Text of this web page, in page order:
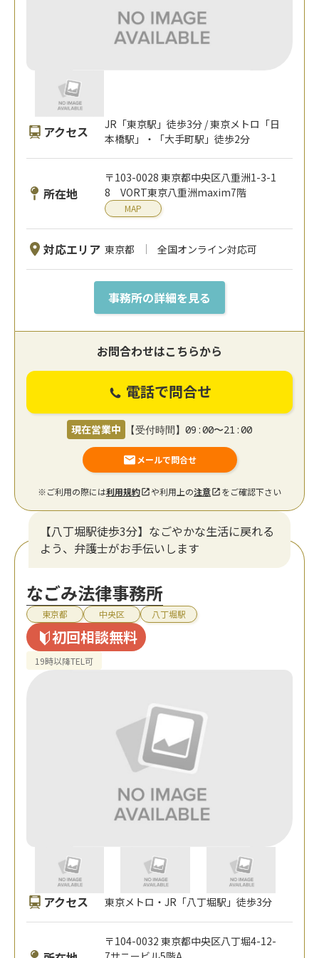
アクセス
JR「東京駅」徒歩3分 / 東京メトロ「日
本橋駅」・「大手町駅」徒歩2分
所在地
〒103-0028 東京都中央区八重洲1-3-1
8 VORT東京八重洲maxim7階
MAP
対応エリア 東京都 全国オンライン対応可
事務所の詳細を見る
お問合わせはこちらから
電話で問合せ
現在営業中 【受付時間】09:00〜21:00
メールで問合せ
※ご利用の際には利用規約 や利用上の注意 をご確認下さい
【八丁堀駅徒歩3分】なごやかな生活に戻れる
よう、弁護士がお手伝いします
なごみ法律事務所
東京都 中央区 八丁堀駅
初回相談無料
19時以降TEL可
アクセス 東京メトロ・JR「八丁堀駅」徒歩3分
〒104-0032 東京都中央区八丁堀4-12-